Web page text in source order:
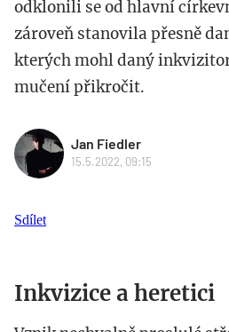
odklonili se od hlavní
zároveň stanovila přesně
kterých mohl daný
mučení přikročit.
Jan Fiedler
15.5.2022, 09:15
Sdílet
Inkvizice a heretici